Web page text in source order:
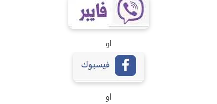
او
او